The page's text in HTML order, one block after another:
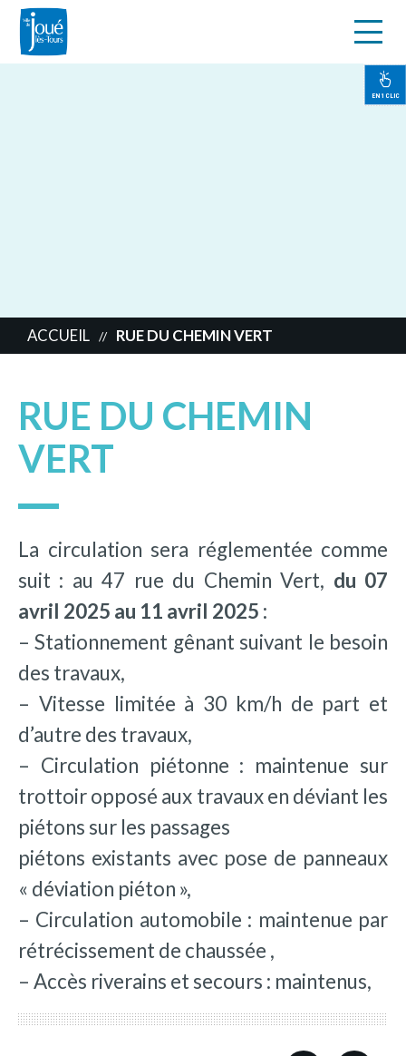
EN 1 CLIC
ACCUEIL // RUE DU CHEMIN VERT
RUE DU CHEMIN
VERT
La circulation sera réglementée comme
suit : au 47 rue du Chemin Vert, du 07
avril 2025 au 11 avril 2025 :
– Stationnement gênant suivant le besoin
des travaux,
– Vitesse limitée à 30 km/h de part et
d’autre des travaux,
– Circulation piétonne : maintenue sur
trottoir opposé aux travaux en déviant les
piétons sur les passages
piétons existants avec pose de panneaux
« déviation piéton »,
– Circulation automobile : maintenue par
rétrécissement de chaussée ,
– Accès riverains et secours : maintenus,